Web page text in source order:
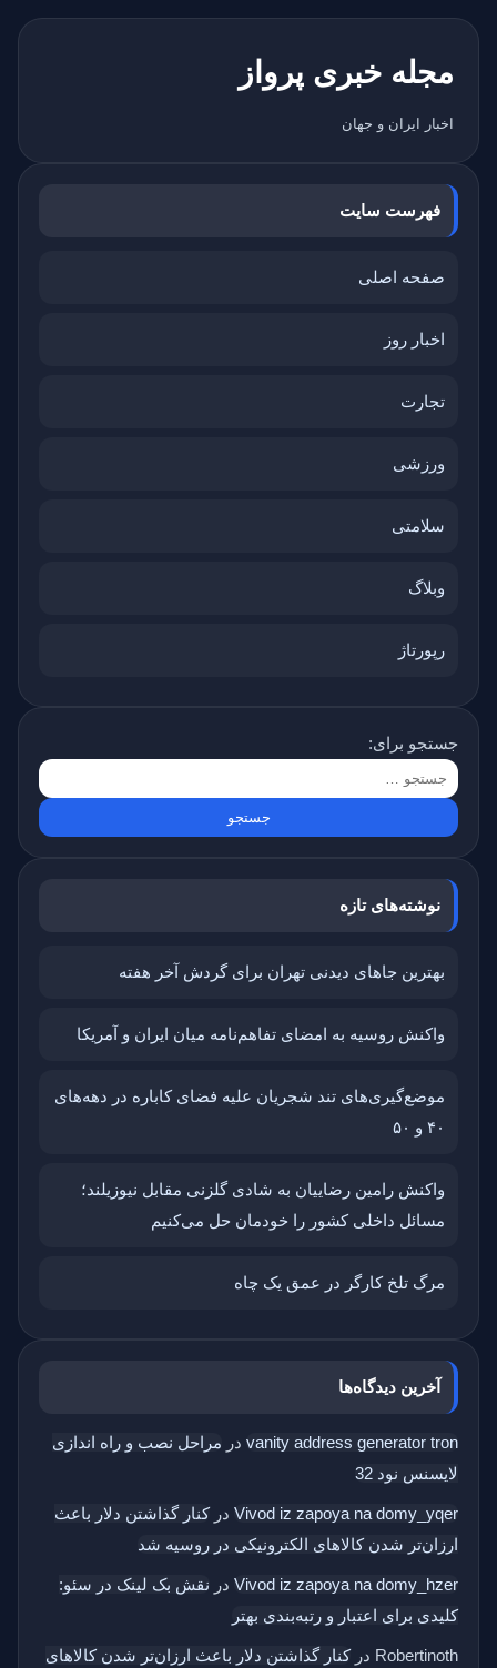
مجله خبری پرواز
اخبار ایران و جهان
فهرست سایت
صفحه اصلی
اخبار روز
تجارت
ورزشی
سلامتی
وبلاگ
رپورتاژ
جستجو برای:
نوشته‌های تازه
بهترین جاهای دیدنی تهران برای گردش آخر هفته
واکنش روسیه به امضای تفاهم‌نامه میان ایران و آمریکا
موضع‌گیری‌های تند شجریان علیه فضای کاباره در دهه‌های
۴۰ و ۵۰
واکنش رامین رضاییان به شادی گلزنی مقابل نیوزیلند؛
مسائل داخلی کشور را خودمان حل می‌کنیم
مرگ تلخ کارگر در عمق یک چاه
آخرین دیدگاه‌ها
vanity address generator tron در مراحل نصب و راه اندازی
لایسنس نود 32
Vivod iz zapoya na domy_yqer درکنار گذاشتن دلار باعث
ارزان‌تر شدن کالاهای الکترونیکی در روسیه شد
Vivod iz zapoya na domy_hzer در نقش بک‌ لینک در سئو:
کلیدی برای اعتبار و رتبه‌بندی بهتر
Robertinoth درکنار گذاشتن دلار باعث ارزان‌تر شدن کالاهای